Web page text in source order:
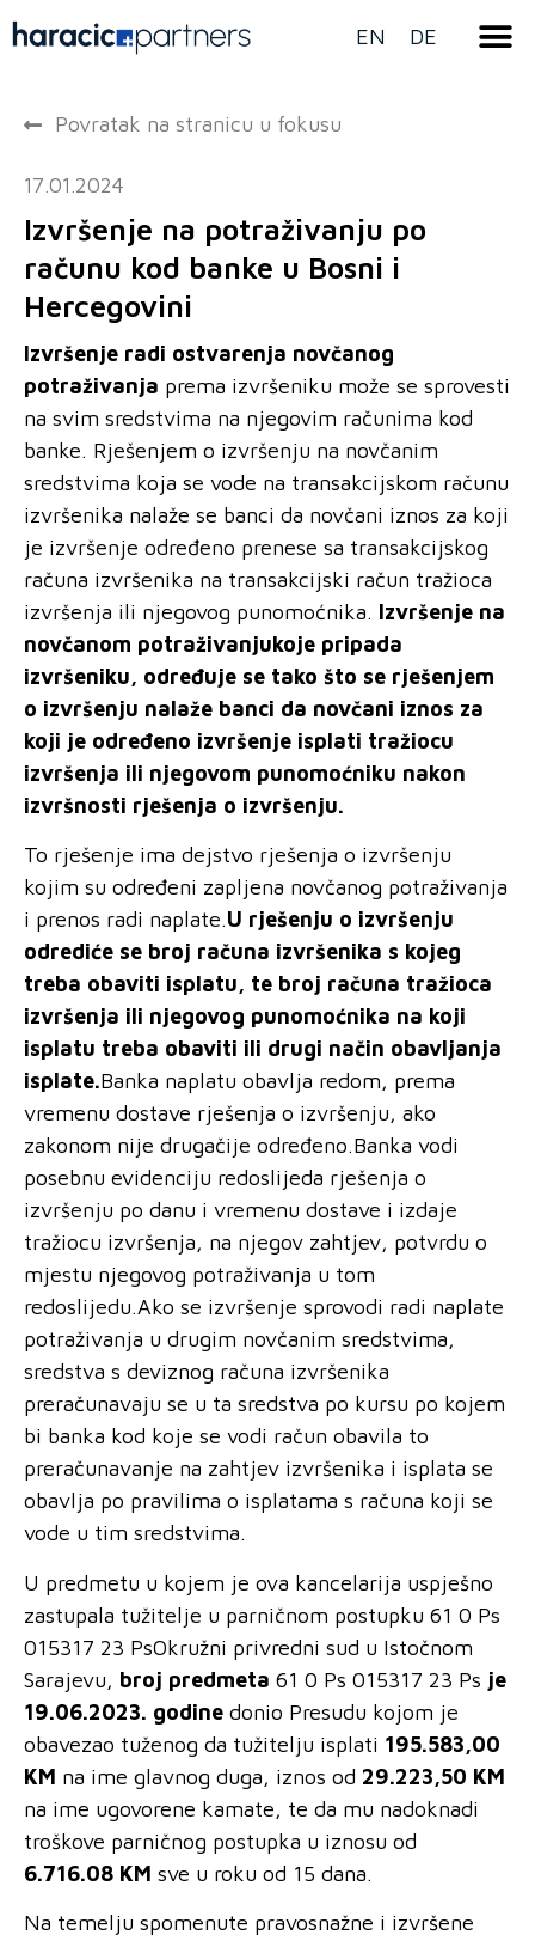
EN DE
Povratak na stranicu u fokusu
17.01.2024
Izvršenje na potraživanju po
računu kod banke u Bosni i
Hercegovini
Izvršenje radi ostvarenja novčanog
potraživanja prema izvršeniku može se sprovesti
na svim sredstvima na njegovim računima kod
banke. Rješenjem o izvršenju na novčanim
sredstvima koja se vode na transakcijskom računu
izvršenika nalaže se banci da novčani iznos za koji
je izvršenje određeno prenese sa transakcijskog
računa izvršenika na transakcijski račun tražioca
izvršenja ili njegovog punomoćnika. Izvršenje na
novčanom potraživanjukoje pripada
izvršeniku, određuje se tako što se rješenjem
o izvršenju nalaže banci da novčani iznos za
koji je određeno izvršenje isplati tražiocu
izvršenja ili njegovom punomoćniku nakon
izvršnosti rješenja o izvršenju.
To rješenje ima dejstvo rješenja o izvršenju
kojim su određeni zapljena novčanog potraživanja
i prenos radi naplate.U rješenju o izvršenju
odrediće se broj računa izvršenika s kojeg
treba obaviti isplatu, te broj računa tražioca
izvršenja ili njegovog punomoćnika na koji
isplatu treba obaviti ili drugi način obavljanja
isplate.Banka naplatu obavlja redom, prema
vremenu dostave rješenja o izvršenju, ako
zakonom nije drugačije određeno.Banka vodi
posebnu evidenciju redoslijeda rješenja o
izvršenju po danu i vremenu dostave i izdaje
tražiocu izvršenja, na njegov zahtjev, potvrdu o
mjestu njegovog potraživanja u tom
redoslijedu.Ako se izvršenje sprovodi radi naplate
potraživanja u drugim novčanim sredstvima,
sredstva s deviznog računa izvršenika
preračunavaju se u ta sredstva po kursu po kojem
bi banka kod koje se vodi račun obavila to
preračunavanje na zahtjev izvršenika i isplata se
obavlja po pravilima o isplatama s računa koji se
vode u tim sredstvima.
U predmetu u kojem je ova kancelarija uspješno
zastupala tužitelje u parničnom postupku 61 0 Ps
015317 23 PsOkružni privredni sud u Istočnom
Sarajevu, broj predmeta 61 0 Ps 015317 23 Ps je
19.06.2023. godine donio Presudu kojom je
obavezao tuženog da tužitelju isplati 195.583,00
KM na ime glavnog duga, iznos od 29.223,50 KM
na ime ugovorene kamate, te da mu nadoknadi
troškove parničnog postupka u iznosu od
6.716.08 KM sve u roku od 15 dana.
Na temelju spomenute pravosnažne i izvršene